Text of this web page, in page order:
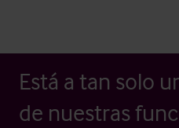
Está a tan solo
de nuestras